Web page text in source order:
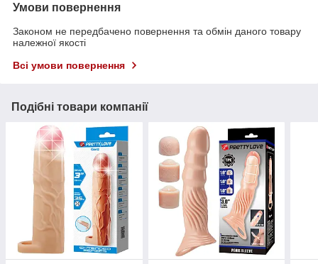
Умови повернення
Законом не передбачено повернення та обмін даного товару
належної якості
Всі умови повернення
Подібні товари компанії